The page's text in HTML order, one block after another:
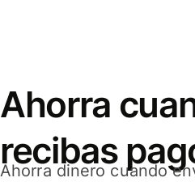
Ahorra
recibas
Ahorra dinero cuando